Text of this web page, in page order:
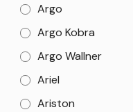
Argo
Argo Kobra
Argo Wallner
Ariel
Ariston